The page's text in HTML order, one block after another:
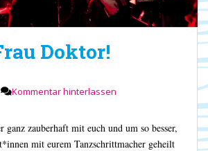
Doktor!
Kommentar hinterlassen
ganz zauberhaft mit euch und um so besser,
mit eurem Tanzschrittmacher geheilt